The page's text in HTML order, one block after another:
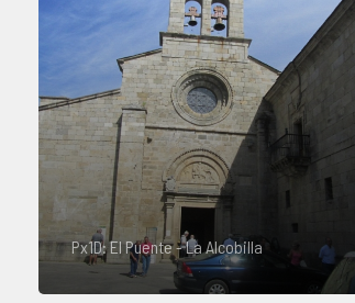
Px1D: El Puente - La Alcobilla